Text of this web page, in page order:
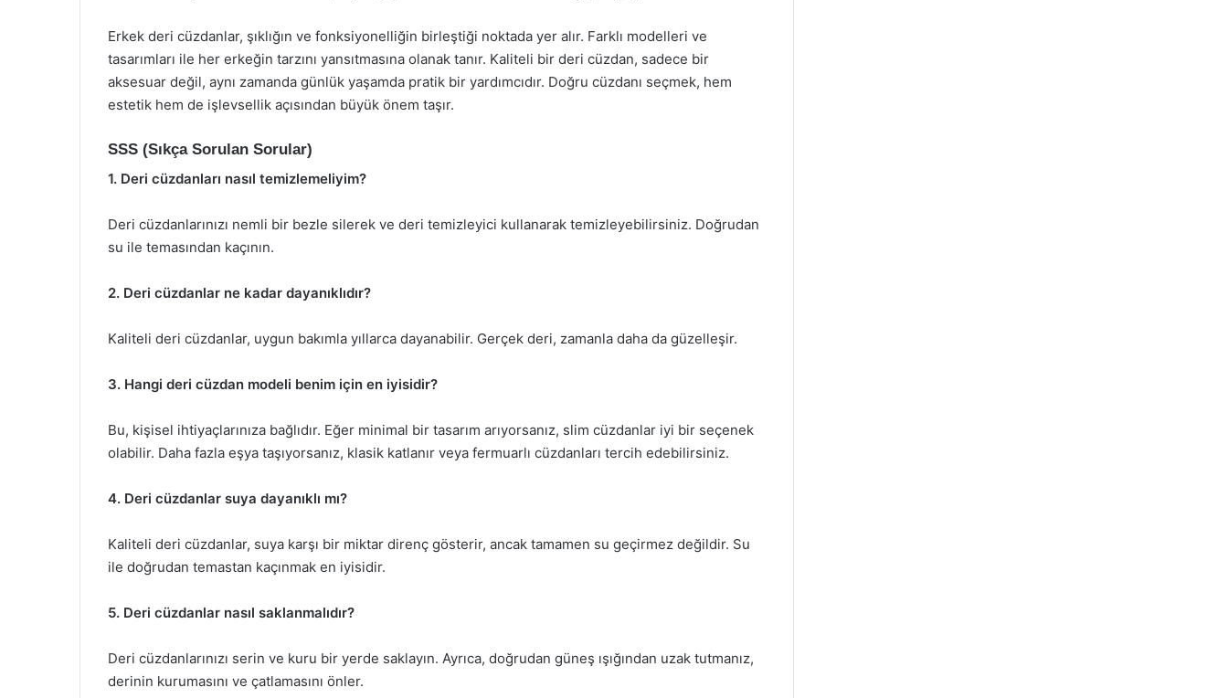
Erkek deri cüzdanlar, şıklığın ve fonksiyonelliğin birleştiği noktada yer alır. Farklı modelleri ve
tasarımları ile her erkeğin tarzını yansıtmasına olanak tanır. Kaliteli bir deri cüzdan, sadece bir
aksesuar değil, aynı zamanda günlük yaşamda pratik bir yardımcıdır. Doğru cüzdanı seçmek, hem
estetik hem de işlevsellik açısından büyük önem taşır.
SSS (Sıkça Sorulan Sorular)
1. Deri cüzdanları nasıl temizlemeliyim?
Deri cüzdanlarınızı nemli bir bezle silerek ve deri temizleyici kullanarak temizleyebilirsiniz. Doğrudan
su ile temasından kaçının.
2. Deri cüzdanlar ne kadar dayanıklıdır?
Kaliteli deri cüzdanlar, uygun bakımla yıllarca dayanabilir. Gerçek deri, zamanla daha da güzelleşir.
3. Hangi deri cüzdan modeli benim için en iyisidir?
Bu, kişisel ihtiyaçlarınıza bağlıdır. Eğer minimal bir tasarım arıyorsanız, slim cüzdanlar iyi bir seçenek
olabilir. Daha fazla eşya taşıyorsanız, klasik katlanır veya fermuarlı cüzdanları tercih edebilirsiniz.
4. Deri cüzdanlar suya dayanıklı mı?
Kaliteli deri cüzdanlar, suya karşı bir miktar direnç gösterir, ancak tamamen su geçirmez değildir. Su
ile doğrudan temastan kaçınmak en iyisidir.
5. Deri cüzdanlar nasıl saklanmalıdır?
Deri cüzdanlarınızı serin ve kuru bir yerde saklayın. Ayrıca, doğrudan güneş ışığından uzak tutmanız,
derinin kurumasını ve çatlamasını önler.